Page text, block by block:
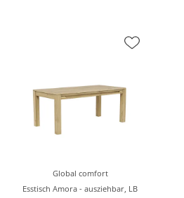
Global comfort
Esstisch Amora - ausziehbar, LB